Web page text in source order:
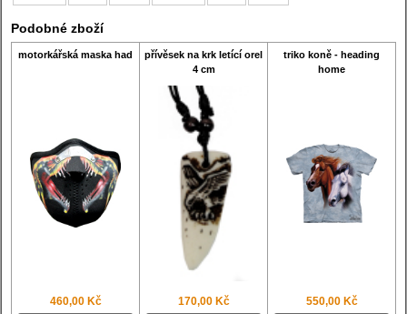
Podobné zboží
motorkářská maska had
přívěsek na krk letící orel
4 cm
triko koně - heading
home
460,00 Kč
170,00 Kč
550,00 Kč